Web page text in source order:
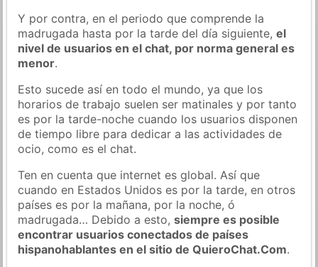
Y por contra, en el periodo que comprende la
madrugada hasta por la tarde del día siguiente,el
nivel de usuarios en el chat, por norma general es
menor.
Esto sucede así en todo el mundo, ya que los
horarios de trabajo suelen ser matinales y por tanto
es por la tarde-noche cuando los usuarios disponen
de tiempo libre para dedicar a las actividades de
ocio, como es el chat.
Ten en cuenta que internet es global. Así que
cuando en Estados Unidos es por la tarde, en otros
países es por la mañana, por la noche, ó
madrugada… Debido a esto,siempre es posible
encontrar usuarios conectados de países
hispanohablantes en el sitio de QuieroChat.Com.